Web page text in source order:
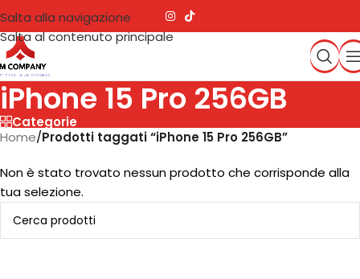
Salta alla navigazione
Salta al contenuto principale
iPhone 15 Pro 256GB
Categorie
Home/Prodotti taggati “iPhone 15 Pro 256GB”
Non è stato trovato nessun prodotto che corrisponde alla
tua selezione.